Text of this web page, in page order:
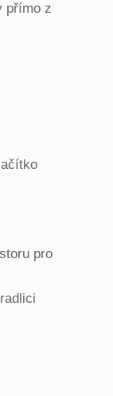
přímo z
pro